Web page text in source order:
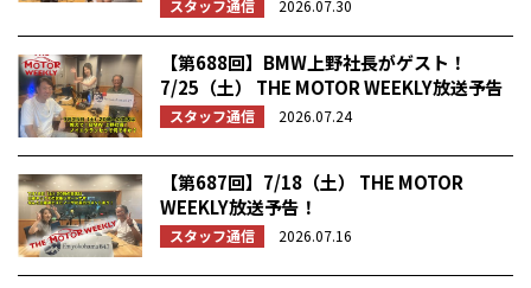
スタッフ通信 2026.07.30
【第688回】BMW上野社長がゲスト！
7/25（土） THE MOTOR WEEKLY放送予告
スタッフ通信 2026.07.24
【第687回】7/18（土） THE MOTOR
WEEKLY放送予告！
スタッフ通信 2026.07.16